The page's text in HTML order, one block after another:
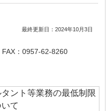
最終更新日：2024年10月3日
FAX：0957-62-8260
ント等業務の最低制限
て